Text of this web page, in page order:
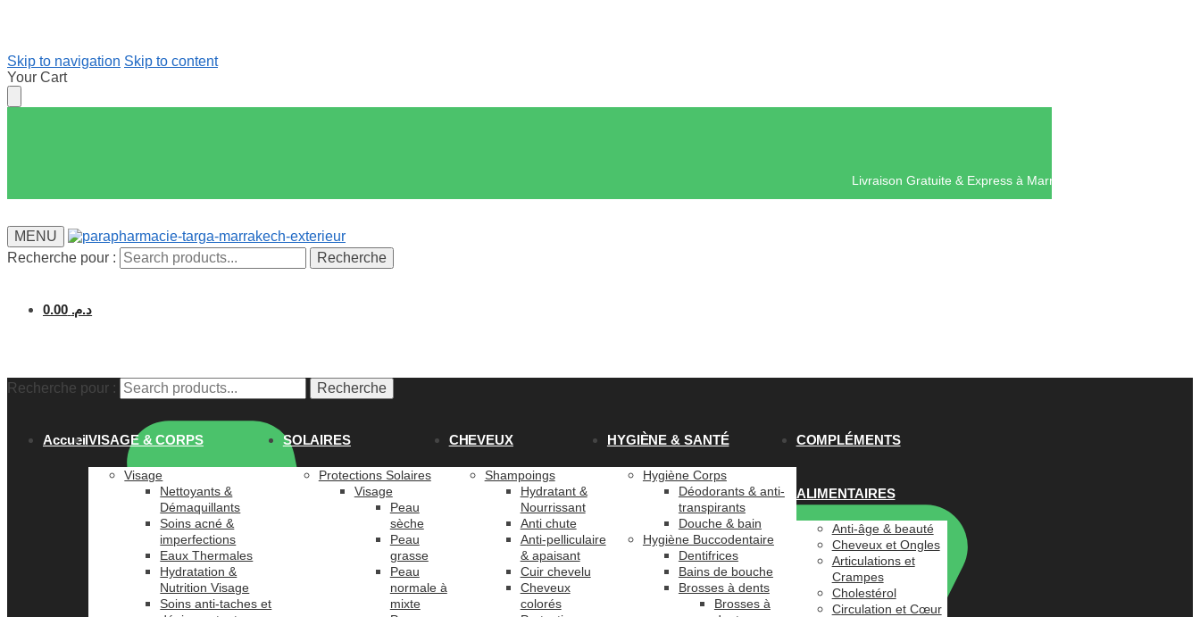
Skip to navigation Skip to content
Your Cart
Livraison Gratuite & Express à
MENU
Recherche pour :
Recherche
د.م. 0.00
Recherche pour : Recherche
AccueilVISAGE & CORPS
Visage
Nettoyants &
Démaquillants
Soins acné &
imperfections
Eaux Thermales
Hydratation &
Nutrition Visage
Soins anti-taches et
SOLAIRES
Protections Solaires
Visage
Peau
sèche
Peau
grasse
Peau
normale à
mixte
CHEVEUX
Shampoings
Hydratant &
Nourrissant
Anti chute
Anti-pelliculaire
& apaisant
Cuir chevelu
Cheveux
colorés
HYGIÈNE & SANTÉ
Hygiène Corps
Déodorants & anti-
transpirants
Douche & bain
Hygiène Buccodentaire
Dentifrices
Bains de bouche
Brosses à dents
Brosses à
COMPLÉMENTS
ALIMENTAIRES
Anti-âge & beauté
Cheveux et Ongles
Articulations et
Crampes
Cholestérol
Circulation et Cœur